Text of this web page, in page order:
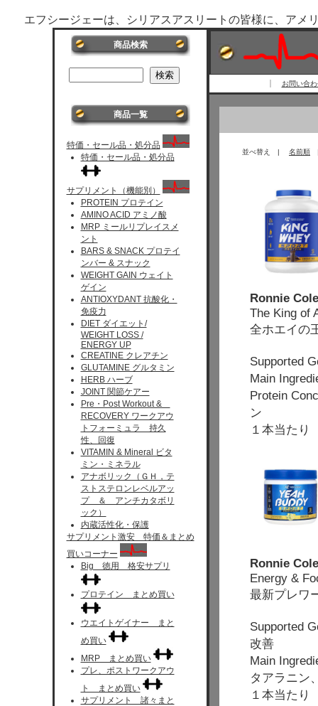
エフシージェーは、シリアスアスリートの皆様に、アメ
商品検索
商品一覧
特価・セール品・処分品
特価・セール品・処分品
サプリメント（機能別）
PROTEIN プロテイン
AMINO ACID アミノ酸
MRP ミールリプレイスメ
ント
BARS & SNACK プロテイ
ンバー & スナック
WEIGHT GAIN ウェイト
ゲイン
ANTIOXYDANT 抗酸化・
免疫力
DIET ダイエット/
WEIGHT LOSS /
ENERGY UP
CREATINE クレアチン
GLUTAMINE グルタミン
HERB ハーブ
JOINT 関節ケアー
Pre・Post Workout &
RECOVERY ワークアウ
トフォーミュラ 持久
性、回復
VITAMIN & Mineral ビタ
ミン・ミネラル
アナボリック（ＧＨ，テ
ストステロンレベルアッ
プ ＆ アンチカタボリ
ック）
内蔵活性化・保護
サプリメント激安 特価＆まとめ
買いコーナー
Big 徳用 格安サプリ
プロテイン まとめ買い
ウエイトゲイナー まと
め買い
MRP まとめ買い
プレ、ポストワークアウ
ト まとめ買い
サプリメント 諸々まと
お問い合
並べ替え | 名前順
Ronnie
The King of
全ホエイの
Supported
Main
Protein
ン
１本当た
Ronnie
Energy &
最新プレワ
Supported
改善
Main
タアラニン
１本当た